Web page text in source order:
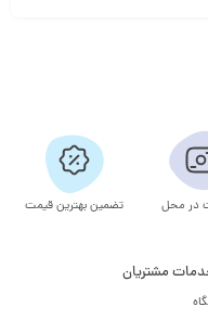
در محل تضمین بهترین قیمت
مشتریان